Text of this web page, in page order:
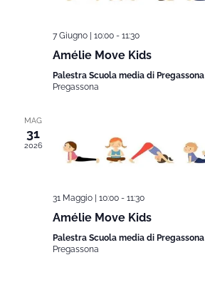
7 Giugno | 10:00- 11:30
Amélie Move Kids
Palestra Scuola media di Pregassona
Pregassona
MAG
31
2026
31 Maggio | 10:00- 11:30
Amélie Move Kids
Palestra Scuola media di Pregassona
Pregassona